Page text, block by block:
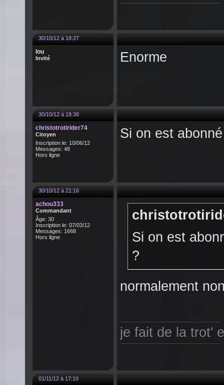
30/10/12 à 18:27
lou
Invité Enorme
30/10/12 à 18:36
christotrotirider74
Citoyen
Inscription le: 10/06/12
Messages: 48
Hors ligne
Si on est
30/10/12 à 21:16
achou333
Commandant
Âge: 30
Inscription le: 07/03/12
Messages: 1668
Hors ligne
Si on est
?
normalement
je fait de la trot'
01/11/12 à 17:10